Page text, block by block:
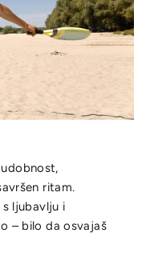
ritam.
s ljubavlju i
– bilo da osvajaš